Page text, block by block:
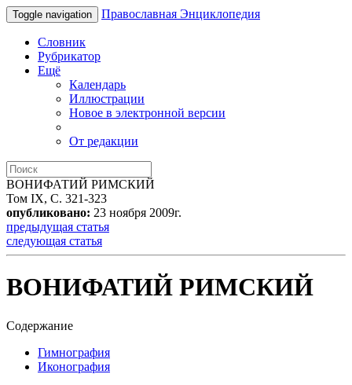
Toggle navigation Православная Энциклопедия
Словник
Рубрикатор
Ещё
Календарь
Иллюстрации
Новое в электронной версии
От редакции
ВОНИФАТИЙ РИМСКИЙ
Том IX, С. 321-323
опубликовано: 23 ноября 2009г.
предыдущая статья
следующая статья
ВОНИФАТИЙ РИМСКИЙ
Содержание
Гимнография
Иконография